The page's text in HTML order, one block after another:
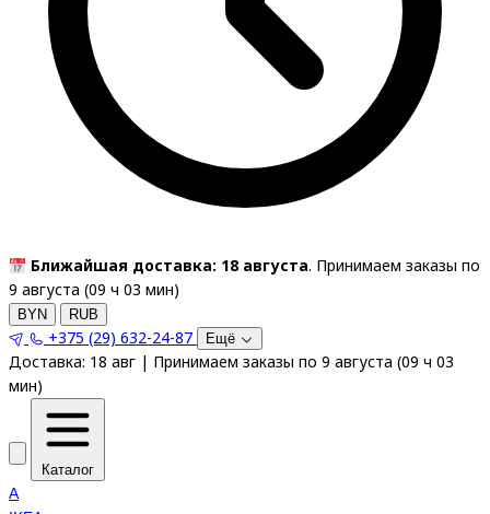
Ближайшая доставка: 18 августа. Принимаем заказы по
9 августа (09 ч 03 мин)
BYN RUB
+375 (29) 632-24-87 Ещё
Доставка: 18 авг | Принимаем заказы по 9 августа (09 ч 03
мин)
Каталог
A